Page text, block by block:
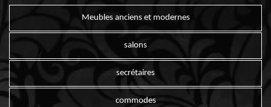
Meubles anciens et modernes
salons
secrétaires
commodes